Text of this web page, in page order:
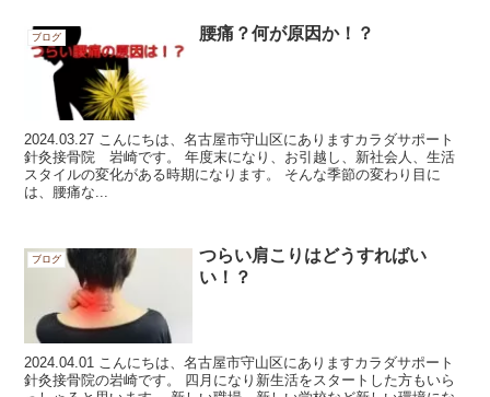
ブログ 腰痛？何が原因か！？
2024.03.27 こんにちは、名古屋市守山区にありますカラダサポート
針灸接骨院 岩崎です。 年度末になり、お引越し、新社会人、生活
スタイルの変化がある時期になります。 そんな季節の変わり目に
は、腰痛な...
ブログ
つらい肩こりはどうすればい
い！？
2024.04.01 こんにちは、名古屋市守山区にありますカラダサポート
針灸接骨院の岩崎です。 四月になり新生活をスタートした方もいら